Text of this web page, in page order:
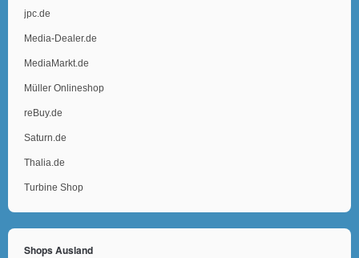
jpc.de
Media-Dealer.de
MediaMarkt.de
Müller Onlineshop
reBuy.de
Saturn.de
Thalia.de
Turbine Shop
Shops Ausland